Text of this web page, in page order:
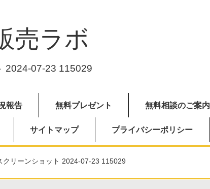
売ラボ
2024-07-23 115029
報告 無料プレゼント 無料相談のご案内
サイトマップ プライバシーポリシー
クリーンショット 2024-07-23 115029